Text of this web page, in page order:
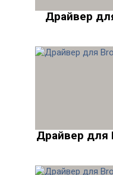
Драйвер
Драйвер для